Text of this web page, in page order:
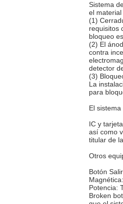
Sistema
el
(1)
requisitos
bloqueo
(2) El
contra
detector
(3)
La
para
El
IC y
así como
titular de
Otros
Botón
Potencia:
Broken